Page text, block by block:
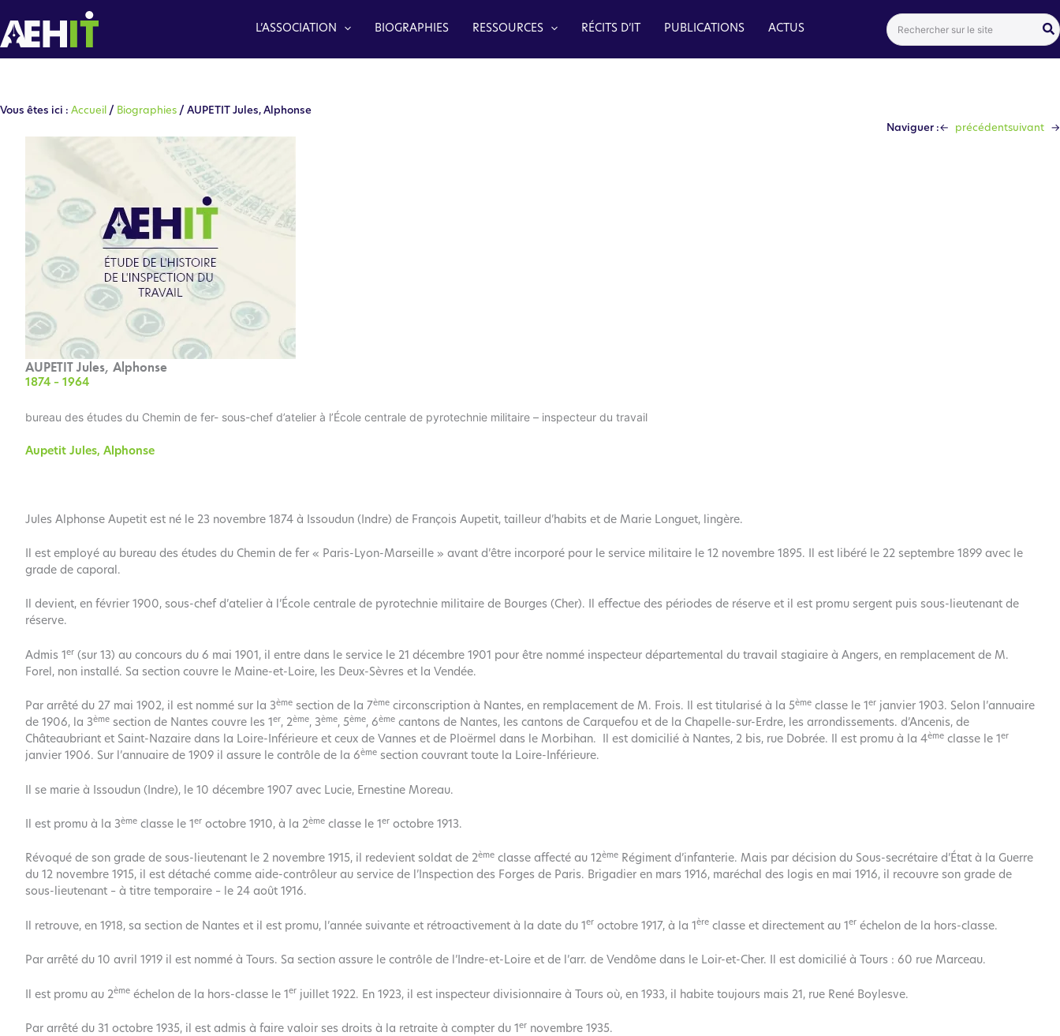
au
contenu
L’ASSOCIATION BIOGRAPHIES RESSOURCES RÉCITS D’IT PUBLICATIONS ACTUS
Search
for:
Vous êtes ici : Accueil / Biographies / AUPETIT Jules, Alphonse
Naviguer :← précédentsuivant →
AUPETIT Jules, Alphonse
1874 – 1964
bureau des études du Chemin de fer- sous-chef d’atelier à l’École centrale de pyrotechnie militaire – inspecteur du travail
Aupetit Jules, Alphonse
Jules Alphonse Aupetit est né le 23 novembre 1874 à Issoudun (Indre) de François Aupetit, tailleur d’habits et de Marie Longuet, lingère.
Il est employé au bureau des études du Chemin de fer « Paris-Lyon-Marseille » avant d’être incorporé pour le service militaire le 12 novembre 1895. Il est libéré le 22 septembre 1899 avec le
grade de caporal.
Il devient, en février 1900, sous-chef d’atelier à l’École centrale de pyrotechnie militaire de Bourges (Cher). Il effectue des périodes de réserve et il est promu sergent puis sous-lieutenant de
réserve.
Admis 1 er (sur 13) au concours du 6 mai 1901, il entre dans le service le 21 décembre 1901 pour être nommé inspecteur départemental du travail stagiaire à Angers, en remplacement de M.
Forel, non installé. Sa section couvre le Maine-et-Loire, les Deux-Sèvres et la Vendée.
Par arrêté du 27 mai 1902, il est nommé sur la 3ème section de la 7ème circonscription à Nantes, en remplacement de M. Frois. Il est titularisé à la 5ème classe le 1er janvier 1903. Selon l’annuaire
de 1906, la 3ème section de Nantes couvre les 1er, 2ème, 3ème, 5ème, 6ème cantons de Nantes, les cantons de Carquefou et de la Chapelle-sur-Erdre, les arrondissements. d’Ancenis, de
Châteaubriant et Saint-Nazaire dans la Loire-Inférieure et ceux de Vannes et de Ploërmel dans le Morbihan. Il est domicilié à Nantes, 2 bis, rue Dobrée. Il est promu à la 4ème classe le 1er
janvier 1906. Sur l’annuaire de 1909 il assure le contrôle de la 6ème section couvrant toute la Loire-Inférieure.
Il se marie à Issoudun (Indre), le 10 décembre 1907 avec Lucie, Ernestine Moreau.
Il est promu à la 3ème classe le 1 er octobre 1910, à la 2ème classe le 1 er octobre 1913.
Révoqué de son grade de sous-lieutenant le 2 novembre 1915, il redevient soldat de 2ème classe affecté au 12ème Régiment d’infanterie. Mais par décision du Sous-secrétaire d’État à la Guerre
du 12 novembre 1915, il est détaché comme aide-contrôleur au service de l’Inspection des Forges de Paris. Brigadier en mars 1916, maréchal des logis en mai 1916, il recouvre son grade de
sous-lieutenant – à titre temporaire – le 24 août 1916.
Il retrouve, en 1918, sa section de Nantes et il est promu, l’année suivante et rétroactivement à la date du 1 er octobre 1917, à la 1 ère classe et directement au 1 er échelon de la hors-classe.
Par arrêté du 10 avril 1919 il est nommé à Tours. Sa section assure le contrôle de l’Indre-et-Loire et de l’arr. de Vendôme dans le Loir-et-Cher. Il est domicilié à Tours : 60 rue Marceau.
Il est promu au 2ème échelon de la hors-classe le 1 er juillet 1922. En 1923, il est inspecteur divisionnaire à Tours où, en 1933, il habite toujours mais 21, rue René Boylesve.
Par arrêté du 31 octobre 1935, il est admis à faire valoir ses droits à la retraite à compter du 1 er novembre 1935.